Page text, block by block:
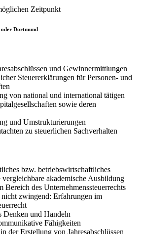
Zeitpunkt
Dortmund
und Gewinnermittlungen
Steuererklärungen für Personen- und
von national und international tätigen
sowie deren
und Umstrukturierungen
zu steuerlichen Sachverhalten
bzw. betriebswirtschaftliches
vergleichbare akademische Ausbildung
Bereich des Unternehmenssteuerrechts
nicht zwingend: Erfahrungen im
Denken und Handeln
Fähigkeiten
der Erstellung von Jahresabschlüssen